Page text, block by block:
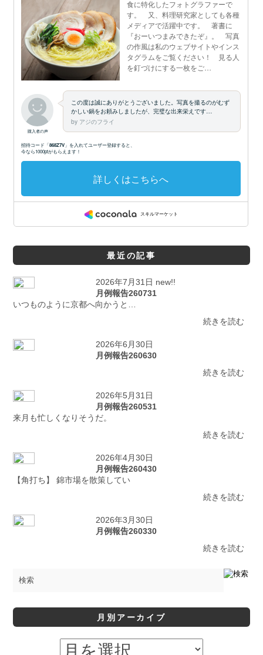
最近の記事
2026年7月31日 new!!
月例報告260731
いつものように京都へ向かうと…
続きを読む
2026年6月30日
月例報告260630
続きを読む
2026年5月31日
月例報告260531
来月も忙しくなりそうだ。
続きを読む
2026年4月30日
月例報告260430
【角打ち】 錦市場を散策してい
続きを読む
2026年3月30日
月例報告260330
続きを読む
月別アーカイブ